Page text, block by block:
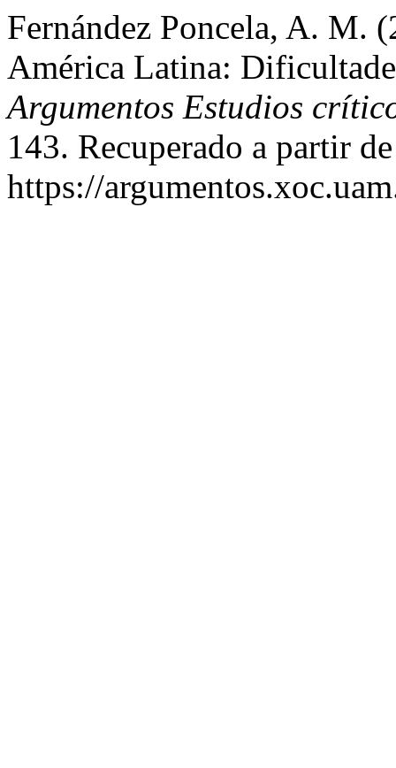
Fernández Poncela, A. M.
América Latina:
Argumentos Estudios
143. Recuperado a partir de
https://